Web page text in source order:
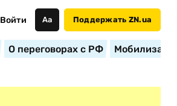
Войти Аа Поддержать ZN.ua
О переговорах с РФ